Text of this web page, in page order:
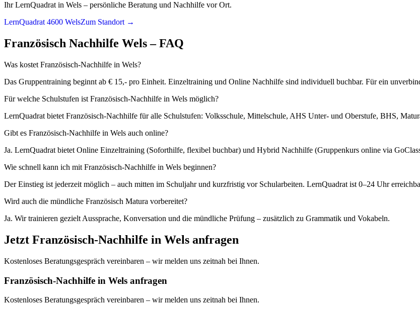
Ihr LernQuadrat in Wels – persönliche Beratung und Nachhilfe vor Ort.
LernQuadrat 4600 WelsZum Standort →
Französisch Nachhilfe Wels– FAQ
Was kostet Französisch-Nachhilfe in Wels?
Das Gruppentraining beginnt ab € 15,- pro Einheit. Einzeltraining und Online Nachhilfe sind individuell buchbar. Für ein
Für welche Schulstufen ist Französisch-Nachhilfe in Wels möglich?
LernQuadrat bietet Französisch-Nachhilfe für alle Schulstufen: Volksschule, Mittelschule, AHS Unter- und Oberstufe, BHS,
Gibt es Französisch-Nachhilfe in Wels auch online?
Ja. LernQuadrat bietet Online Einzeltraining (Soforthilfe, flexibel buchbar) und Hybrid Nachhilfe (Gruppenkurs online via
Wie schnell kann ich mit Französisch-Nachhilfe in Wels beginnen?
Der Einstieg ist jederzeit möglich – auch mitten im Schuljahr und kurzfristig vor Schularbeiten. LernQuadrat ist 0–24 Uhr
Wird auch die mündliche Französisch Matura vorbereitet?
Ja. Wir trainieren gezielt Aussprache, Konversation und die mündliche Prüfung – zusätzlich zu Grammatik und Vokabeln.
Jetzt Französisch-Nachhilfe in Wels anfragen
Kostenloses Beratungsgespräch vereinbaren – wir melden uns zeitnah bei Ihnen.
Französisch-Nachhilfe in Wels anfragen
Kostenloses Beratungsgespräch vereinbaren – wir melden uns zeitnah bei Ihnen.